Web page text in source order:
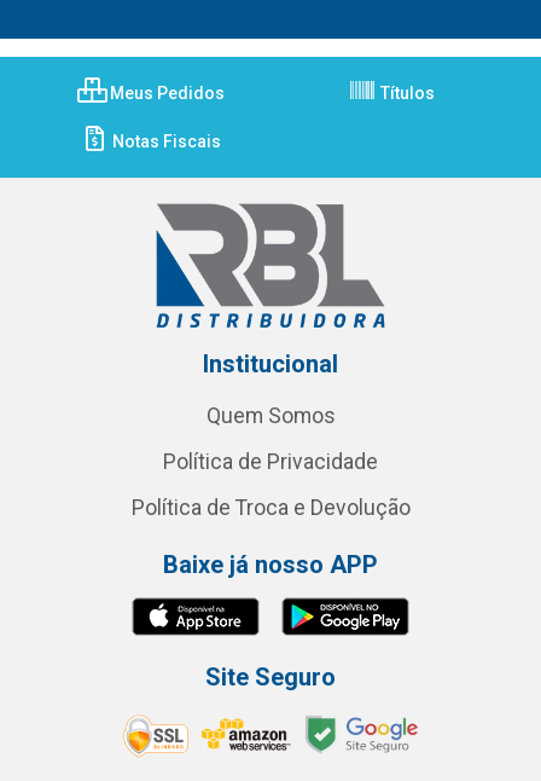
Meus Pedidos Títulos
Notas Fiscais
Institucional
Quem Somos
Política de Privacidade
Política de Troca e Devolução
Baixe já nosso APP
Site Seguro